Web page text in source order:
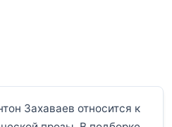
Захаваев относится к